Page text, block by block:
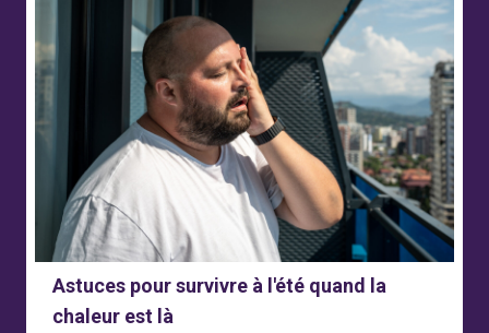
Astuces pour survivre à l'été quand la
chaleur est là